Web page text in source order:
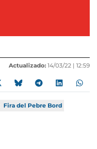
Actualizado: 14/03/22 | 12:59
Fira del Pebre Bord